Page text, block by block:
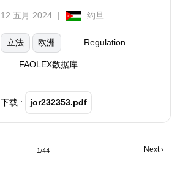
12 五月 2024 约旦
立法 欧洲 Regulation
FAOLEX数据库
下载 : jor232353.pdf
1/44
下
Next ›